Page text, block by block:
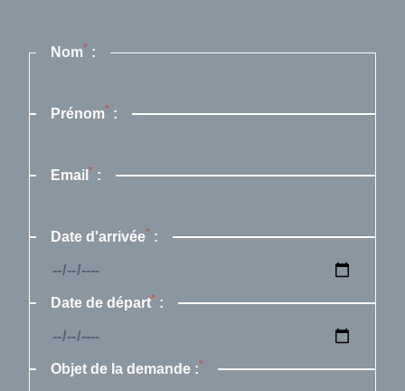
Nom* :
Prénom* :
Email * :
Date d'arrivée* :
Date de départ* :
Objet de la demande :*